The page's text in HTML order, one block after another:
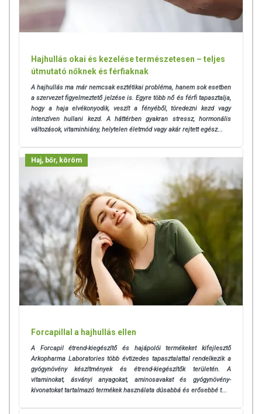
Hajhullás okai és kezelése természetesen – teljes
útmutató nőknek és férfiaknak
A hajhullás ma már nemcsak esztétikai probléma, hanem sok esetben
a szervezet figyelmeztető jelzése is. Egyre több nő és férfi tapasztalja,
hogy a haja elvékonyodik, veszít a fényéből, töredezni kezd vagy
intenzíven hullani kezd. A háttérben gyakran stressz, hormonális
változások, vitaminhiány, helytelen életmód vagy akár rejtett egész...
Haj, bőr, köröm
Forcapillal a hajhullás ellen
A Forcapil étrend-kiegészítő és hajápolói termékeket kifejlesztő
Arkopharma Laboratories több évtizedes tapasztalattal rendelkezik a
gyógynövény készítmények és étrend-kiegészítők területén. A
vitaminokat, ásványi anyagokat, aminosavakat és gyógynövény-
kivonatokat tartalmazó termékek használata dúsabbá és erősebbé t...